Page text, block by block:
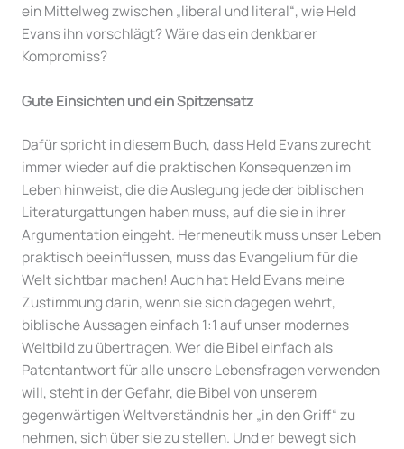
ein Mittelweg zwischen „liberal und literal“, wie Held
Evans ihn vorschlägt? Wäre das ein denkbarer
Kompromiss?
Gute Einsichten und ein Spitzensatz
Dafür spricht in diesem Buch, dass Held Evans zurecht
immer wieder auf die praktischen Konsequenzen im
Leben hinweist, die die Auslegung jede der biblischen
Literaturgattungen haben muss, auf die sie in ihrer
Argumentation eingeht. Hermeneutik muss unser Leben
praktisch beeinflussen, muss das Evangelium für die
Welt sichtbar machen! Auch hat Held Evans meine
Zustimmung darin, wenn sie sich dagegen wehrt,
biblische Aussagen einfach 1:1 auf unser modernes
Weltbild zu übertragen. Wer die Bibel einfach als
Patentantwort für alle unsere Lebensfragen verwenden
will, steht in der Gefahr, die Bibel von unserem
gegenwärtigen Weltverständnis her „in den Griff“ zu
nehmen, sich über sie zu stellen. Und er bewegt sich